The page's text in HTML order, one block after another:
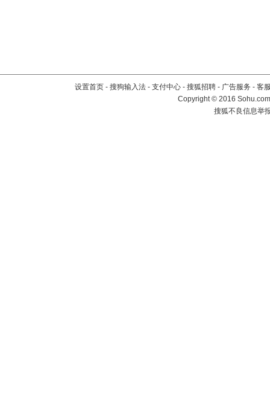
设置首页 - 搜狗输入法 - 支付中心 - 搜狐招聘 - 广告服务 - 客
Copyright©2016
搜狐不良信息举